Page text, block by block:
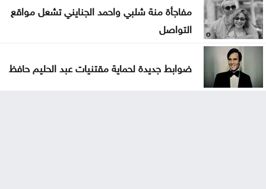
مفاجأة منة شلبي واحمد الجنايني تشعل مواقع
التواصل
ضوابط جديدة لحماية مقتنيات عبد الحليم حافظ